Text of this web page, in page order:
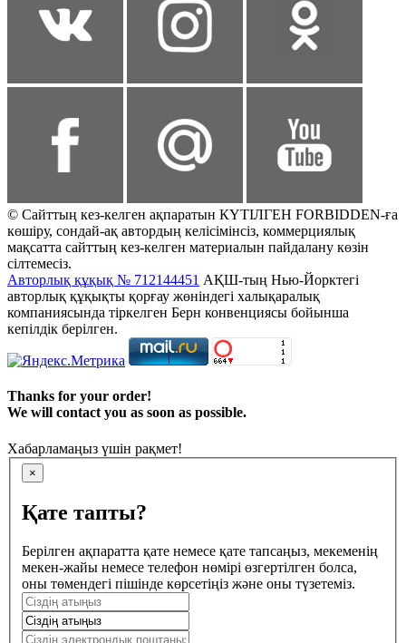
© Сайттың кез-келген ақпаратын КҮТІЛГЕН FORBIDDEN-ға
көшіру, сондай-ақ автордың келісімінсіз, коммерциялық
мақсатта сайттың кез-келген материалын пайдалану көзін
сілтемесіз.
Авторлық құқық № 712144451 АҚШ-тың Нью-Йорктегі
авторлық құқықты қорғау жөніндегі халықаралық
компаниясында тіркелген Берн конвенциясы бойынша
кепілдік берілген.
Thanks for your order!
We will contact you as soon as possible.
Хабарламаңыз үшін рақмет!
×
Қате тапты?
Берілген ақпаратта қате немесе қате тапсаңыз, мекеменің
мекен-жайы немесе телефон нөмірі өзгертілген болса,
оны төмендегі пішінде көрсетіңіз және оны түзетеміз.